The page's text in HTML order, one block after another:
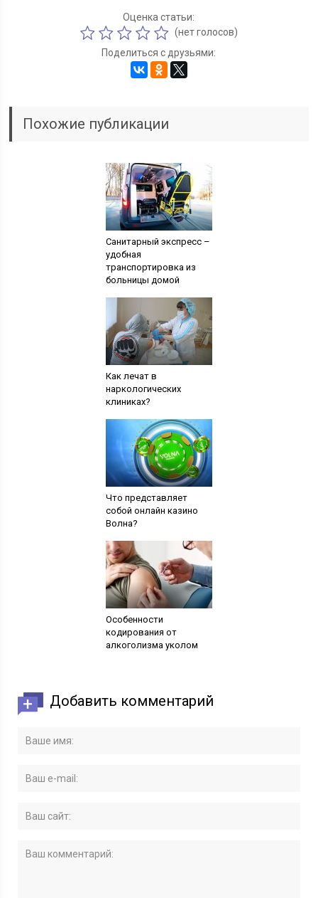
Оценка статьи:
(нет голосов)
Поделиться с друзьями:
Похожие публикации
Санитарный экспресс –
удобная
транспортировка из
больницы домой
Как лечат в
наркологических
клиниках?
Что представляет
собой онлайн казино
Волна?
Особенности
кодирования от
алкоголизма уколом
Добавить комментарий